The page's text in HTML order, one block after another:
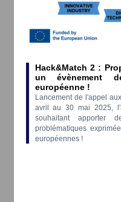
Hack&Match 2 :
un évènement
européenne !
Lancement de l'appel
avril au 30 mai 2025,
souhaitant apporter
problématiques
européennes !